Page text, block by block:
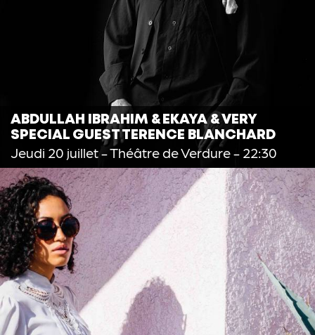
ABDULLAH IBRAHIM & EKAYA & VERY
SPECIAL GUEST TERENCE BLANCHARD
Jeudi 20 juillet- Théâtre de Verdure - 22:30